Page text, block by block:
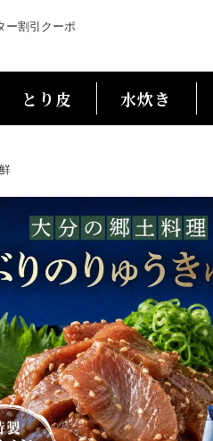
ー割引クーポ
とり皮 水炊き